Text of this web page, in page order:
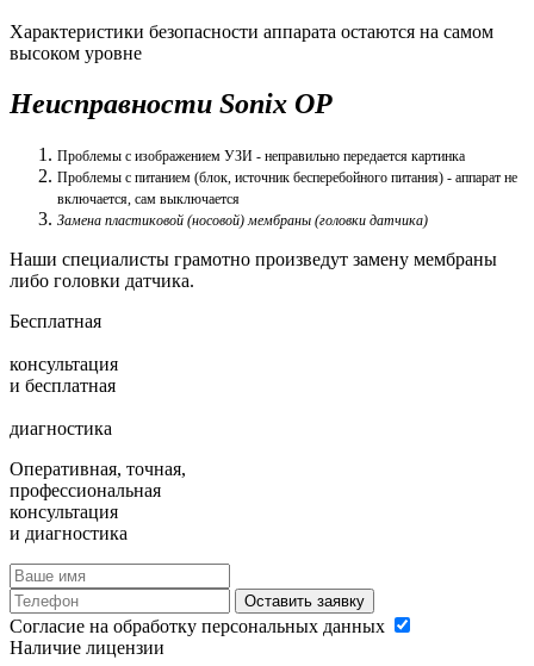
Характеристики безопасности аппарата остаются на самом
высоком уровне
Неисправности Sonix OP
Проблемы с изображением УЗИ - неправильно передается картинка
Проблемы с питанием (блок, источник бесперебойного питания) - аппарат не
включается, сам выключается
Замена пластиковой (носовой) мембраны (головки датчика)
Наши специалисты грамотно произведут замену мембраны
либо головки датчика.
Бесплатная
консультация
и бесплатная
диагностика
Оперативная, точная,
профессиональная
консультация
и диагностика
Оставить заявку
Согласие на обработку персональных данных
Наличие лицензии